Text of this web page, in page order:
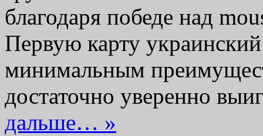
благодаря победе над
Первую карту
минимальным
достаточно уверенно
дальше… »